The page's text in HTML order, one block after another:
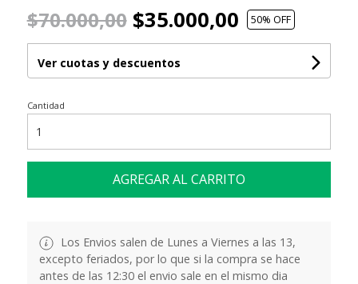
$70.000,00$35.000,00 50% OFF
Ver cuotas y descuentos
Cantidad
AGREGAR AL CARRITO
Los Envios salen de Lunes a Viernes a las 13,
excepto feriados, por lo que si la compra se hace
antes de las 12:30 el envio sale en el mismo dia